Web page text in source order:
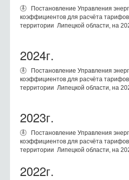
Постановление Управления
коэффициентов для расчёта
территории Липецкой области, на
2024г.
Постановление Управления
коэффициентов для расчёта
территории Липецкой области, на
2023г.
Постановление Управления
коэффициентов для расчёта
территории Липецкой области, на
2022г.